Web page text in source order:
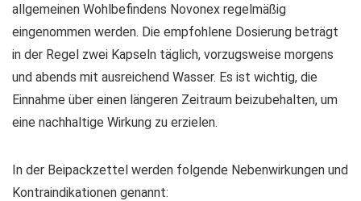
allgemeinen Wohlbefindens Novonex regelmäßig
eingenommen werden. Die empfohlene Dosierung beträgt
in der Regel zwei Kapseln täglich, vorzugsweise morgens
und abends mit ausreichend Wasser. Es ist wichtig, die
Einnahme über einen längeren Zeitraum beizubehalten, um
eine nachhaltige Wirkung zu erzielen.
In der Beipackzettel werden folgende Nebenwirkungen und
Kontraindikationen genannt: